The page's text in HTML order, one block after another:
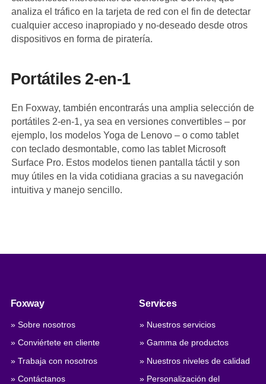
analiza el tráfico en la tarjeta de red con el fin de detectar
cualquier acceso inapropiado y no-deseado desde otros
dispositivos en forma de piratería.
Portátiles 2-en-1
En Foxway, también encontrarás una amplia selección de
portátiles 2-en-1, ya sea en versiones convertibles – por
ejemplo, los modelos Yoga de Lenovo – o como tablet
con teclado desmontable, como las tablet Microsoft
Surface Pro. Estos modelos tienen pantalla táctil y son
muy útiles en la vida cotidiana gracias a su navegación
intuitiva y manejo sencillo.
Foxway
» Sobre nosotros
» Conviértete en cliente
» Trabaja con nosotros
» Contáctanos
Services
» Nuestros servicios
» Gamma de productos
» Nuestros niveles de calidad
» Personalización del